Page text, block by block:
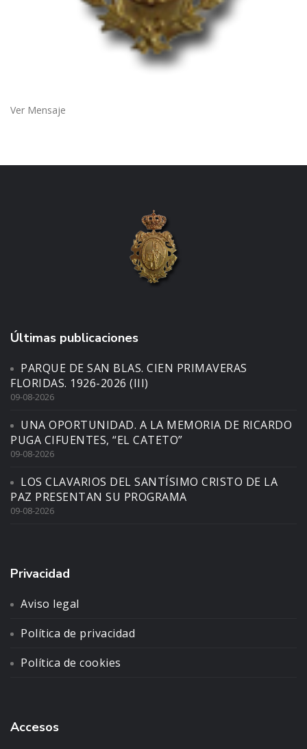
Ver Mensaje
Últimas publicaciones
PARQUE DE SAN BLAS. CIEN PRIMAVERAS
FLORIDAS. 1926-2026 (III)
09-08-2026
UNA OPORTUNIDAD. A LA MEMORIA DE RICARDO
PUGA CIFUENTES, “EL CATETO”
09-08-2026
LOS CLAVARIOS DEL SANTÍSIMO CRISTO DE LA
PAZ PRESENTAN SU PROGRAMA
09-08-2026
Privacidad
Aviso legal
Política de privacidad
Política de cookies
Accesos